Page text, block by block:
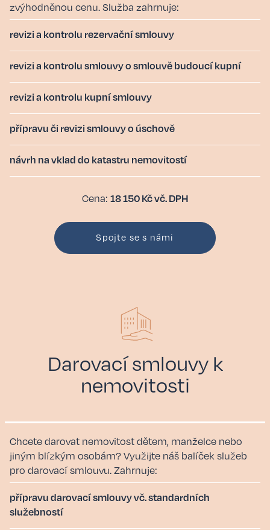
zvýhodněnou cenu. Služba zahrnuje:
revizi a kontrolu rezervační smlouvy
revizi a kontrolu smlouvy o smlouvě budoucí kupní
revizi a kontrolu kupní smlouvy
přípravu či revizi smlouvy o úschově
návrh na vklad do katastru nemovitostí
Cena: 18 150 Kč vč. DPH
Spojte se s námi
Darovací smlouvy k
nemovitosti
Chcete darovat nemovitost dětem, manželce nebo
jiným blízkým osobám? Využijte náš balíček služeb
pro darovací smlouvu. Zahrnuje:
přípravu darovací smlouvy vč. standardních
služebností